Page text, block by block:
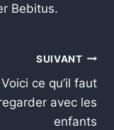
Bebitus.
SUIVANT
Voici ce qu’il faut
avec les
enfants